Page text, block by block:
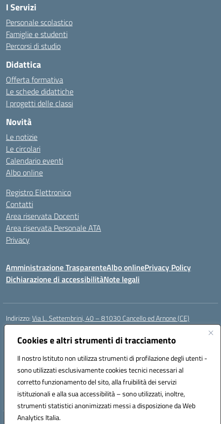
Cookies e altri strumenti di tracciamento
Il nostro Istituto non utilizza strumenti di profilazione degli utenti -
sono utilizzati esclusivamente cookies tecnici necessari al
corretto funzionamento del sito, alla fruibilità dei servizi
istituzionali e alla sua accessibilità – sono utilizzati, inoltre,
strumenti statistici anonimizzati messi a disposizione da Web
Analytics Italia.
I Servizi
Personale scolastico
Famiglie e studenti
Percorsi di studio
Didattica
Offerta formativa
Le schede didattiche
I progetti delle classi
Novità
Le notizie
Le circolari
Calendario eventi
Albo online
Registro Elettronico
Contatti
Area riservata Docenti
Area riservata Personale ATA
Privacy
Amministrazione TrasparenteAlbo onlinePrivacy Policy
Dichiarazione di accessibilitàNote legali
Indirizzo:Via L. Settembrini, 40 – 81030 Cancello ed Arnone (CE)
Centralino:
Posta elettronica certificata (PEC):ceic818008@pec.istruzione.it
Codice fiscale: 80009710619
Codice meccanografico:CEIC818008
Codice Indice delle Pubbliche Amministrazioni (IPA): istsc_ceic818008
Codice unico di fatturazione (CUF): UF0QMA